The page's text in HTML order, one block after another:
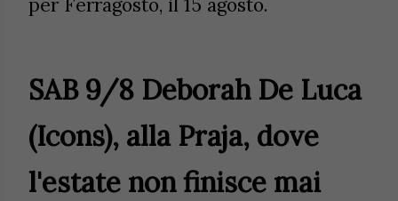
per Ferragosto, il 15 agosto.
SAB 9/8 Deborah De Luca
(Icons), alla Praja, dove
l'estate non finisce mai